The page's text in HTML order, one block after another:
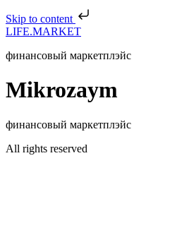
Skip to content
LIFE.MARKET
финансовый маркетплэйс
Mikrozaym
финансовый маркетплэйс
All rights reserved